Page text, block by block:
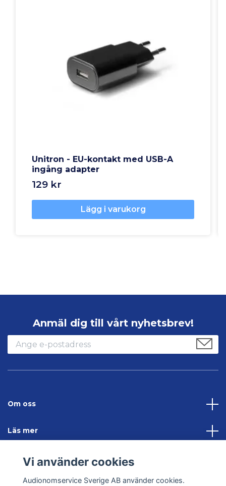
Unitron - EU-kontakt med USB-A
ingång adapter
129 kr
Lägg i varukorg
Anmäl dig till vårt nyhetsbrev!
Om oss
Läs mer
Sociala medier
Kontakta oss
Vi använder cookies
Audionomservice Sverige AB använder cookies.